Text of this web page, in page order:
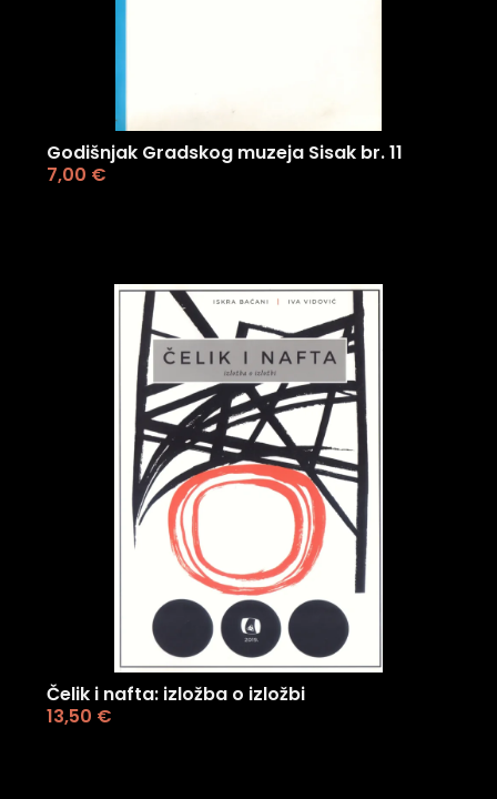
Godišnjak Gradskog muzeja Sisak br. 11
7,00 €
Čelik i nafta: izložba o izložbi
13,50 €